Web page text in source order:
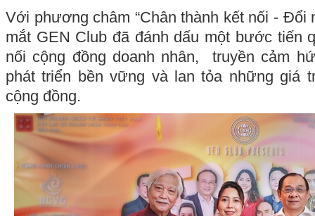
Với phương châm “Chân thành kết nối - Đổi
mắt GEN Club đã đánh dấu một bước tiến
nối cộng đồng doanh nhân, truyền cảm
phát triển bền vững và lan tỏa những giá
cộng đồng.